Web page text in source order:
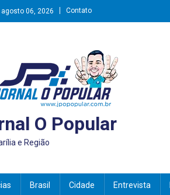
06, 2026 Contato
O Popular
e Região
Brasil Cidade Entrevista